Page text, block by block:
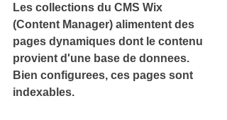
Les collections du CMS Wix
(Content Manager) alimentent des
pages dynamiques dont le contenu
provient d'une base de donnees.
Bien configurees, ces pages sont
indexables.